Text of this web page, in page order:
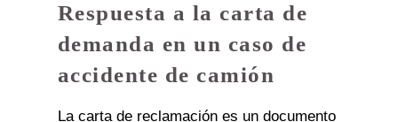
Respuesta a la carta de
demanda en un caso de
accidente de camión
La carta de reclamación es un documento